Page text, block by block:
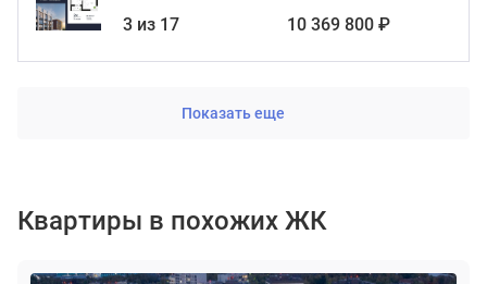
3 из 17
10 369 800 ₽
Показать еще
Квартиры в похожих ЖК